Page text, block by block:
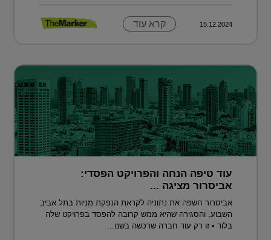
15.12.2024 קרא עוד
עוד טיפה הנחה והפרויקט הפסדי:
אביסרור מציגה ...
אביסרור חשפה את נתוניה לקראת הנפקת מניות בתל אביב
השבוע, והסגירה שהיא ממש קרובה להפסד בפרויקט שלה
בלוד • זו רק עוד חברה שרכשה בשנו...